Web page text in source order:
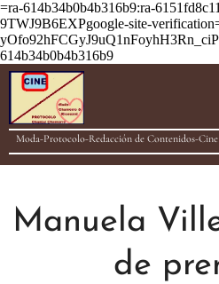
=ra-614b34b0b4b316b9:ra-
9TWJ9B6EXPgoogle-site-
614b34b0b4b316b9
Moda-Protocolo-Redacción de Contenidos-Cine
Manuela
de